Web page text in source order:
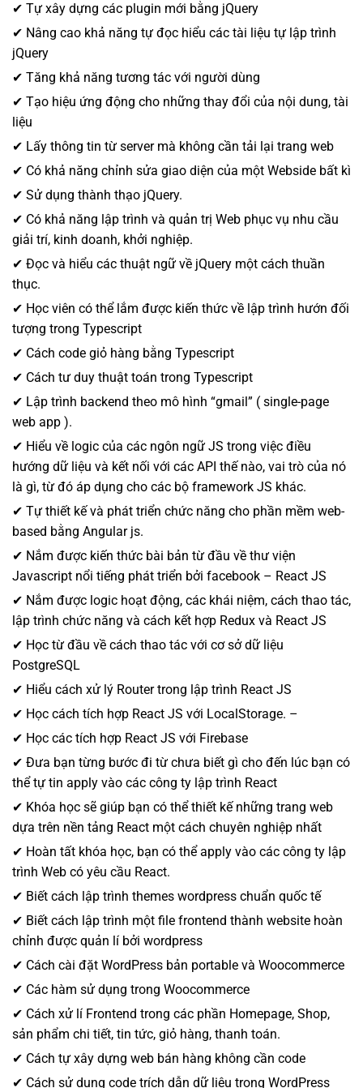
✔ Tự xây dựng các plugin mới bằng jQuery
✔ Nâng cao khả năng tự đọc hiểu các tài liệu tự lập trình
jQuery
✔ Tăng khả năng tương tác với người dùng
✔ Tạo hiệu ứng động cho những thay đổi của nội dung, tài
liệu
✔ Lấy thông tin từ server mà không cần tải lại trang web
✔ Có khả năng chỉnh sửa giao diện của một Webside bất kì
✔ Sử dụng thành thạo jQuery.
✔ Có khả năng lập trình và quản trị Web phục vụ nhu cầu
giải trí, kinh doanh, khởi nghiệp.
✔ Đọc và hiểu các thuật ngữ về jQuery một cách thuần
thục.
✔ Học viên có thể lắm được kiến thức về lập trình hướn đối
tượng trong Typescript
✔ Cách code giỏ hàng bằng Typescript
✔ Cách tư duy thuật toán trong Typescript
✔ Lập trình backend theo mô hình “gmail” ( single-page
web app ).
✔ Hiểu về logic của các ngôn ngữ JS trong việc điều
hướng dữ liệu và kết nối với các API thế nào, vai trò của nó
là gì, từ đó áp dụng cho các bộ framework JS khác.
✔ Tự thiết kế và phát triển chức năng cho phần mềm web-
based bằng Angular js.
✔ Nắm được kiến thức bài bản từ đầu về thư viện
Javascript nổi tiếng phát triển bởi facebook – React JS
✔ Nắm được logic hoạt động, các khái niệm, cách thao tác,
lập trình chức năng và cách kết hợp Redux và React JS
✔ Học từ đầu về cách thao tác với cơ sở dữ liệu
PostgreSQL
✔ Hiểu cách xử lý Router trong lập trình React JS
✔ Học cách tích hợp React JS với LocalStorage. –
✔ Học các tích hợp React JS với Firebase
✔ Đưa bạn từng bước đi từ chưa biết gì cho đến lúc bạn có
thể tự tin apply vào các công ty lập trình React
✔ Khóa học sẽ giúp bạn có thể thiết kế những trang web
dựa trên nền tảng React một cách chuyên nghiệp nhất
✔ Hoàn tất khóa học, bạn có thể apply vào các công ty lập
trình Web có yêu cầu React.
✔ Biết cách lập trình themes wordpress chuẩn quốc tế
✔ Biết cách lập trình một file frontend thành website hoàn
chỉnh được quản lí bởi wordpress
✔ Cách cài đặt WordPress bản portable và Woocommerce
✔ Các hàm sử dụng trong Woocommerce
✔ Cách xử lí Frontend trong các phần Homepage, Shop,
sản phẩm chi tiết, tin tức, giỏ hàng, thanh toán.
✔ Cách tự xây dựng web bán hàng không cần code
✔ Cách sử dụng code trích dẫn dữ liệu trong WordPress